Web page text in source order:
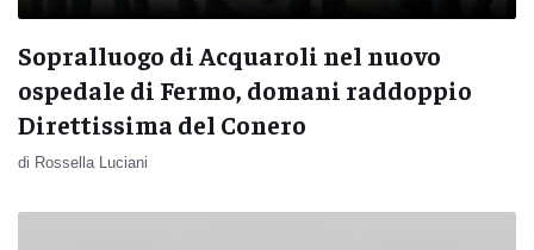
Sopralluogo di Acquaroli nel nuovo
ospedale di Fermo, domani raddoppio
Direttissima del Conero
di Rossella Luciani